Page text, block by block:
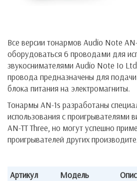
Все версии тонармов Audio Note
оборудоваться 6 проводами для
звукоснимателями Audio Note Io
провода предназначены для
блока питания на электромагниты.
Тонармы AN-1s разработаны
использования с проигрывателями
AN-TT Three, но могут успешно
проигрывателей других
Артикул Модель